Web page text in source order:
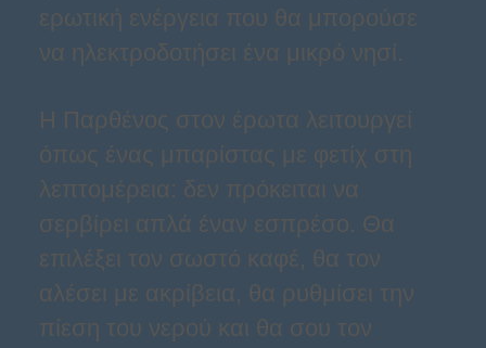
ερωτική ενέργεια που θα μπορούσε
να ηλεκτροδοτήσει ένα μικρό νησί.
Η Παρθένος στον έρωτα λειτουργεί
όπως ένας μπαρίστας με φετίχ στη
λεπτομέρεια: δεν πρόκειται να
σερβίρει απλά έναν εσπρέσο. Θα
επιλέξει τον σωστό καφέ, θα τον
αλέσει με ακρίβεια, θα ρυθμίσει την
πίεση του νερού και θα σου τον